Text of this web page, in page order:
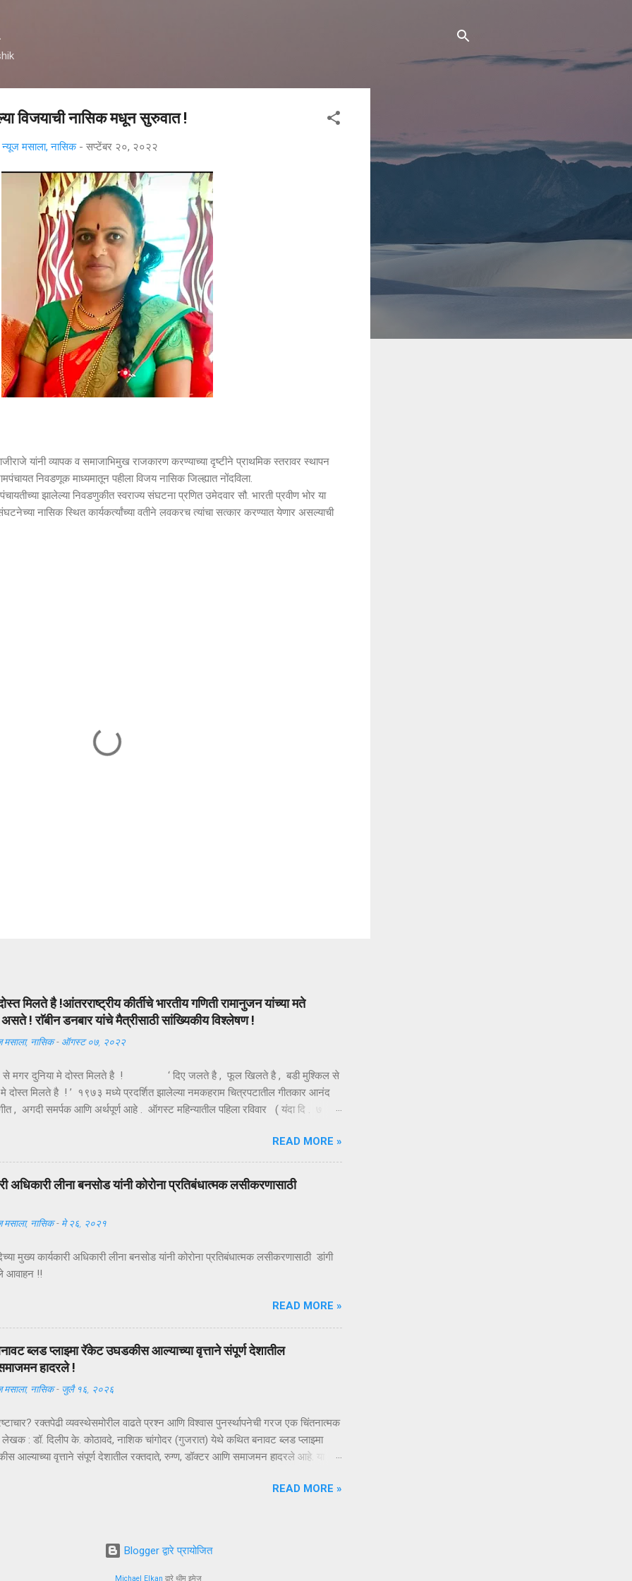
विजयाची नासिक मधून सुरुवात !
मसाला, नासिक - सप्टेंबर २०, २०२२
यांनी व्यापक व समाजाभिमुख राजकारण करण्याच्या दृष्टीने प्राथमिक स्तरावर स्थापन
निवडणूक माध्यमातून पहीला विजय नासिक जिल्ह्यात नोंदविला.
झालेल्या निवडणुकीत स्वराज्य संघटना प्रणित उमेदवार सौ. भारती प्रवीण भोर या
नासिक स्थित कार्यकर्त्यांच्या वतीने लवकरच त्यांचा सत्कार करण्यात येणार असल्याची
मिलते है !आंतरराष्ट्रीय कीर्तीचे भारतीय गणिती रामानुजन यांच्या मते
! राॅबीन डनबार यांचे मैत्रीसाठी सांख्यिकीय विश्लेषण !
मसाला, नासिक - ऑगस्ट ०७, २०२२
से मगर दुनिया मे दोस्त मिलते है ! ‘ दिए जलते है , फूल खिलते है , बडी मुश्किल से
दोस्त मिलते है ! ’ १९७३ मध्ये प्रदर्शित झालेल्या नमकहराम चित्रपटातील गीतकार आनंद
गीत , अगदी समर्पक आणि अर्थपूर्ण आहे . ऑगस्ट महिन्यातील पहिला रविवार ( यंदा दि . ७
बांधून मैत्रीचे संदेश एकमेकांना पाठविले जातात . या संदेशांमधून मैत्रीच्या वेगवेगळ्या
मिळतात . त्यापैकी संकटात जो पाठीशी उभा राहतो , तोच खरा मित्र असतो , अशी
बहूतेकांनी केलेली पहावयास मिळते . तथापि , ‘ संकटकाळी मदतीस येतो तो खरा मित्र नसून
मित्राच्या उन्नतीतून खरा आनंद मिळतो , तोच खरा मित्र असतो ’ अशी मैत्रीची अचूक
READ MORE »
अधिकारी लीना बनसोड यांनी कोरोना प्रतिबंधात्मक लसीकरणासाठी
मसाला, नासिक - मे २६, २०२१
मुख्य कार्यकारी अधिकारी लीना बनसोड यांनी कोरोना प्रतिबंधात्मक लसीकरणासाठी डांगी
आवाहन !!
READ MORE »
ब्लड प्लाझ्मा रॅकेट उघडकीस आल्याच्या वृत्ताने संपूर्ण देशातील
हादरले !
मसाला, नासिक - जुलै १६, २०२६
रक्तपेढी व्यवस्थेसमोरील वाढते प्रश्न आणि विश्वास पुनर्स्थापनेची गरज एक चिंतनात्मक
: डॉ. दिलीप के. कोठावदे, नाशिक चांगोदर (गुजरात) येथे कथित बनावट ब्लड प्लाझ्मा
आल्याच्या वृत्ताने संपूर्ण देशातील रक्तदाते, रुग्ण, डॉक्टर आणि समाजमन हादरले आहे. या
प्रश्न पुन्हा ऐरणीवर आणला आहे—भारतातील रक्त संक्रमण व्यवस्था किती सुरक्षित,
की त्याचे रक्त योग्य पद्धतीने संकलित होईल, वैज्ञानिक निकषांनुसार तपासले जाईल, सुरक्षितरीत्या
आणि ज्या रुग्णाला त्याची गरज आहे त्याच्यापर्यंत शुद्ध स्वरूपात पोहोचेल. हा विश्वास
किंमत केवळ एका प्रकरणापुरती मर्यादित राहत नाही; त...
READ MORE »
Blogger द्वारे प्रायोजित
Michael Elkan द्वारे थीम इमेज